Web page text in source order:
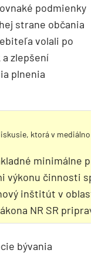
podmienky
strane občania
volali po
zlepšení
plnenia
ktorá v
minimálne
výkonu činnosti
inštitút v oblasti
NR SR
bývania